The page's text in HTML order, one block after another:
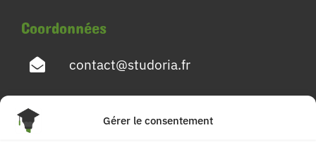
Gérer le consentement
Coordonnées
contact@studoria.fr
4 Rue Georges Pompidou